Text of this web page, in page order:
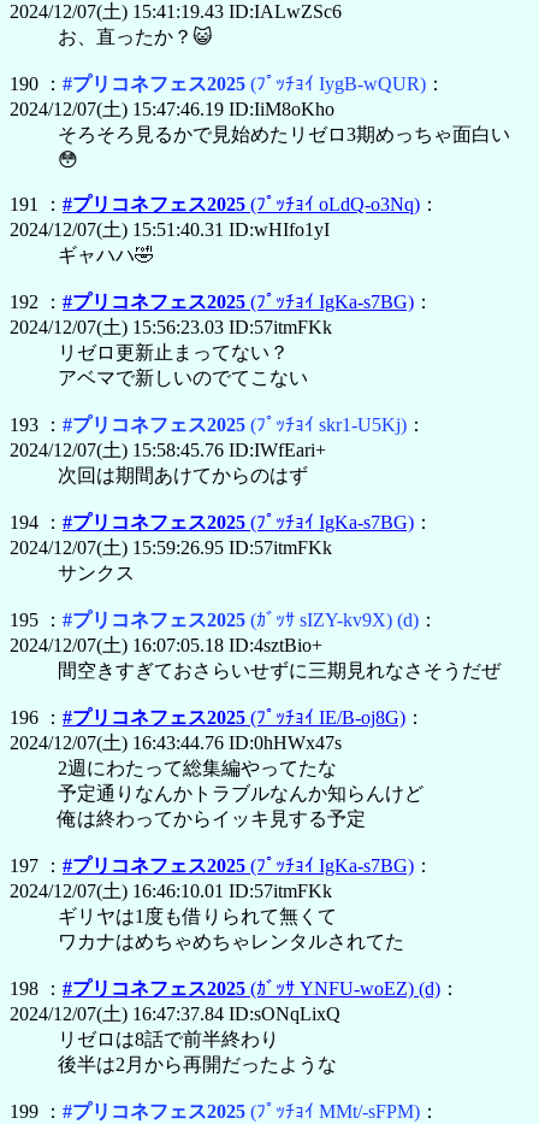
2024/12/07(土) 15:41:19.43 ID:IALwZSc6
お、直ったか？😺
190 ： #プリコネフェス2025 (ﾌﾟｯﾁｮｲ IygB-wQUR) ：
2024/12/07(土) 15:47:46.19 ID:IiM8oKho
そろそろ見るかで見始めたリゼロ3期めっちゃ面白い
😳
191 ： #プリコネフェス2025 (ﾌﾟｯﾁｮｲ oLdQ-o3Nq) ：
2024/12/07(土) 15:51:40.31 ID:wHIfo1yI
ギャハハ🤣
192 ： #プリコネフェス2025 (ﾌﾟｯﾁｮｲ IgKa-s7BG) ：
2024/12/07(土) 15:56:23.03 ID:57itmFKk
リゼロ更新止まってない？
アベマで新しいのでてこない
193 ： #プリコネフェス2025 (ﾌﾟｯﾁｮｲ skr1-U5Kj) ：
2024/12/07(土) 15:58:45.76 ID:IWfEari+
次回は期間あけてからのはず
194 ： #プリコネフェス2025 (ﾌﾟｯﾁｮｲ IgKa-s7BG) ：
2024/12/07(土) 15:59:26.95 ID:57itmFKk
サンクス
195 ： #プリコネフェス2025 (ｶﾞｯｻ sIZY-kv9X) (d) ：
2024/12/07(土) 16:07:05.18 ID:4sztBio+
間空きすぎておさらいせずに三期見れなさそうだぜ
196 ： #プリコネフェス2025 (ﾌﾟｯﾁｮｲ IE/B-oj8G) ：
2024/12/07(土) 16:43:44.76 ID:0hHWx47s
2週にわたって総集編やってたな
予定通りなんかトラブルなんか知らんけど
俺は終わってからイッキ見する予定
197 ： #プリコネフェス2025 (ﾌﾟｯﾁｮｲ IgKa-s7BG) ：
2024/12/07(土) 16:46:10.01 ID:57itmFKk
ギリヤは1度も借りられて無くて
ワカナはめちゃめちゃレンタルされてた
198 ： #プリコネフェス2025 (ｶﾞｯｻ YNFU-woEZ) (d) ：
2024/12/07(土) 16:47:37.84 ID:sONqLixQ
リゼロは8話で前半終わり
後半は2月から再開だったような
199 ： #プリコネフェス2025 (ﾌﾟｯﾁｮｲ MMt/-sFPM) ：